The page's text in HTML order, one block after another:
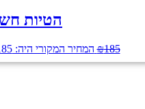
הטיות
₪185 המחיר המקורי היה: ₪185.